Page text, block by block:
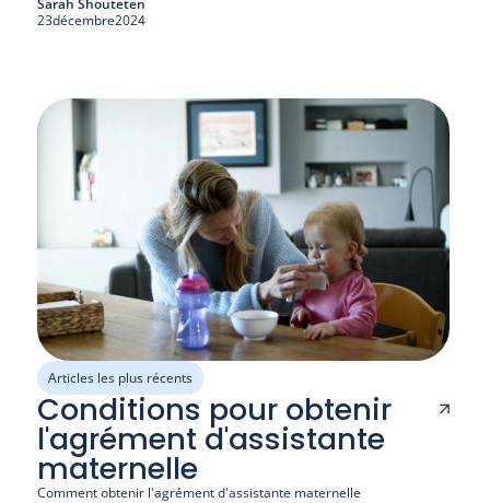
23décembre2024
Articles les plus récents
Conditions pour obtenir
l'agrément d'assistante
maternelle
Comment obtenir l'agrément d'assistante maternelle